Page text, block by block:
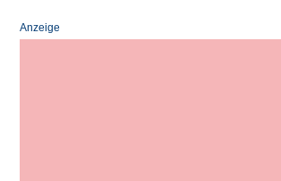
Anzeige